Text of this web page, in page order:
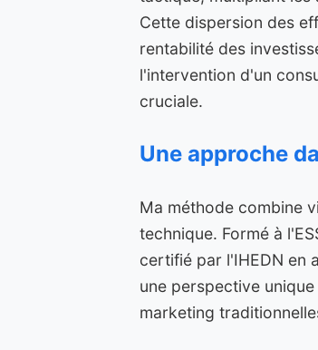
Cette dispersion des
rentabilité des
l'intervention d'un
cruciale.
Une approche
Ma méthode combine
technique. Formé à
certifié par l'IHEDN en
une perspective
marketing